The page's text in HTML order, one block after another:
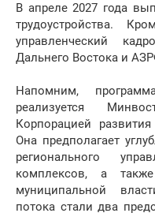
В апреле 2027 года
трудоустройства.
управленческий
Дальнего Востока и
Напомним,
реализуется
Корпорацией
Она предполагает
регионального
комплексов, а
муниципальной
потока стали два